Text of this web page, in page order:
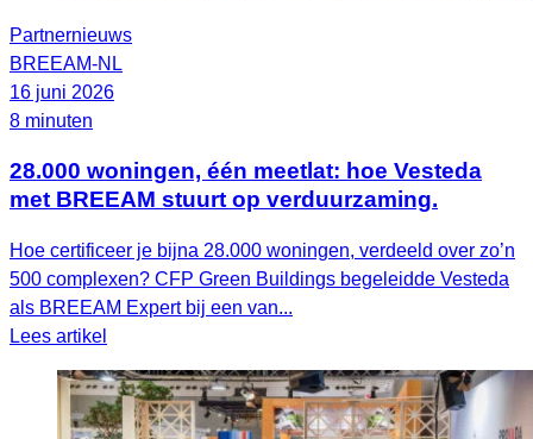
Partnernieuws
BREEAM-NL
16 juni 2026
8 minuten
28.000 woningen, één meetlat: hoe Vesteda
met BREEAM stuurt op verduurzaming.
Hoe certificeer je bijna 28.000 woningen, verdeeld over zo’n
500 complexen? CFP Green Buildings begeleidde Vesteda
als BREEAM Expert bij een van...
Lees artikel